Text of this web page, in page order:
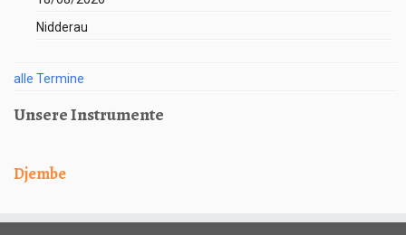
Nidderau
alle Termine
Unsere Instrumente
Djembe